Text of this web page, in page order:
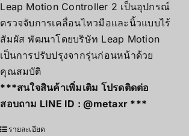
Leap Motion Controller 2 เป็นอุปกรณ์
ตรวจจับการเคลื่อนไหวมือและนิ้วแบบไร้
สัมผัส พัฒนาโดยบริษัท Leap Motion
เป็นการปรับปรุงจากรุ่นก่อนหน้าด้วย
คุณสมบัติ
***สนใจสินค้าเพิ่มเติม โปรดติดต่อ
สอบถาม LINE ID :@metaxr ***
รายละเอียด